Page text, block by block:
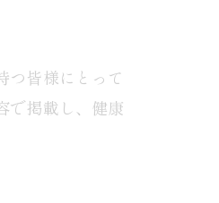
つ皆様にとって
で掲載し、健康